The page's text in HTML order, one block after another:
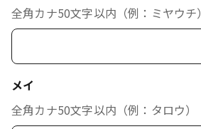
全角カナ50文字以内（例：ミヤウチ）
メイ
全角カナ50文字以内（例：タロウ）